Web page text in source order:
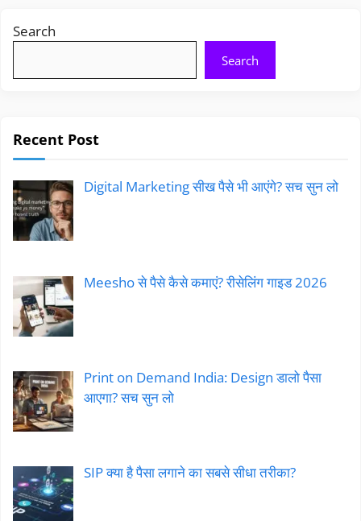
Search
Search
Recent Post
Digital Marketing सीख पैसे भी आएंगे? सच सुन लो
Meesho से पैसे कैसे कमाएं? रीसेलिंग गाइड 2026
Print on Demand India: Design डालो पैसा
आएगा? सच सुन लो
SIP क्या है पैसा लगाने का सबसे सीधा तरीका?